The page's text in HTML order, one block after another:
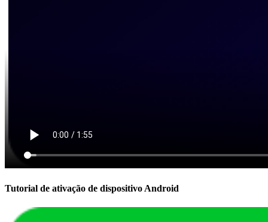
Tutorial de ativação de dispositivo Android